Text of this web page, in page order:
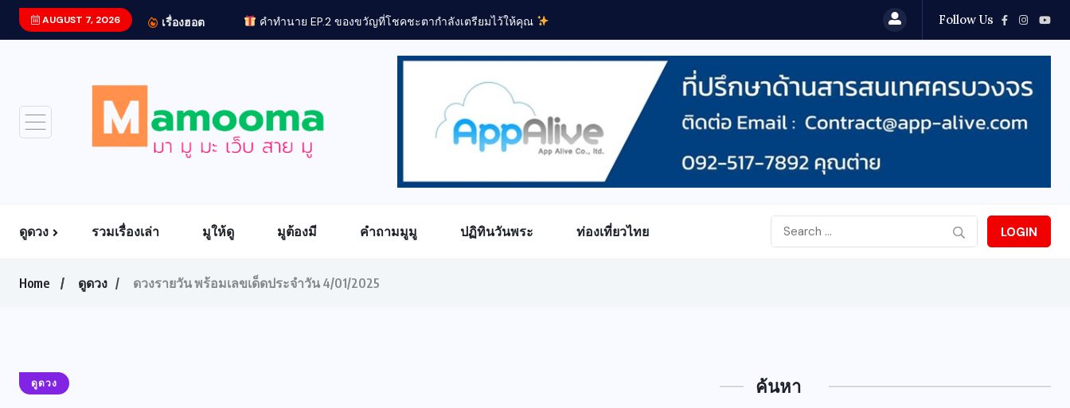
AUGUST 7, 2026 เรื่องฮอต คำทำนาย EP.2 ของขวัญที่โชคชะตากำลังเตรียมไว้ให้คุณ Follow Us
ดูดวง รวมเรื่องเล่า มูให้ดู มูต้องมี คำถามมูมู ปฏิทินวันพระ ท่องเที่ยวไทย LOGIN
Home ดูดวง ดวงรายวัน พร้อมเลขเด็ดประจำวัน 4/01/2025
ดูดวง ค้นหา